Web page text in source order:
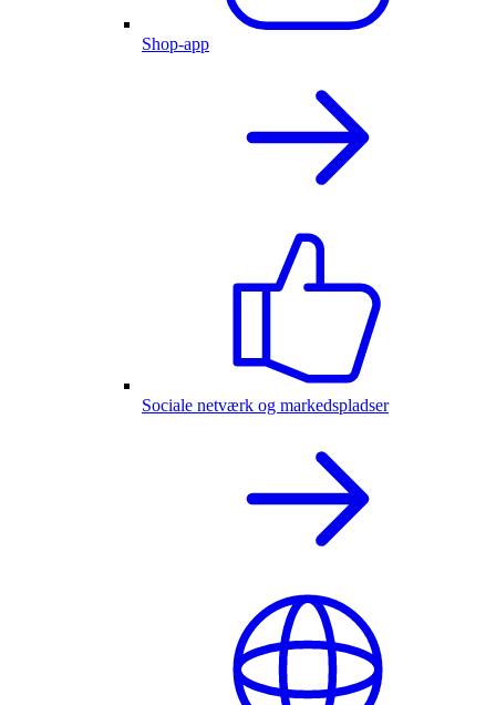
Shop-app
Sociale netværk og markedspladser